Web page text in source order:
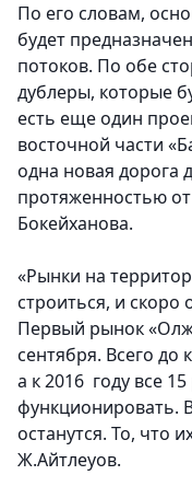
По его словам,
будет
потоков. По обе
дублеры, которые
есть еще один
восточной части
одна новая дорога
протяженностью
Бокейханова.
«Рынки на
строиться, и скоро
Первый рынок
сентября. Всего до
а к 2016 году все
функционировать.
останутся. То, что
Ж.Айтлеуов.